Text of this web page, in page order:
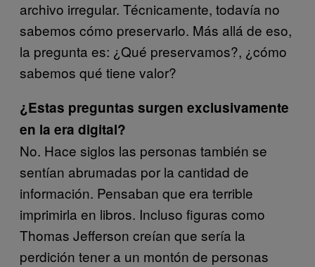
archivo irregular. Técnicamente, todavía no
sabemos cómo preservarlo. Más allá de eso,
la pregunta es: ¿Qué preservamos?, ¿cómo
sabemos qué tiene valor?
¿Estas preguntas surgen exclusivamente
en la era digital?
No. Hace siglos las personas también se
sentían abrumadas por la cantidad de
información. Pensaban que era terrible
imprimirla en libros. Incluso figuras como
Thomas Jefferson creían que sería la
perdición tener a un montón de personas